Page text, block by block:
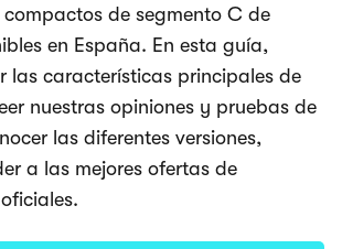
compactos de segmento C de
en España. En esta guía,
las características principales de
nuestras opiniones y pruebas de
las diferentes versiones,
a las mejores ofertas de